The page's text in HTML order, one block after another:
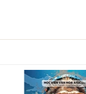
- 20%